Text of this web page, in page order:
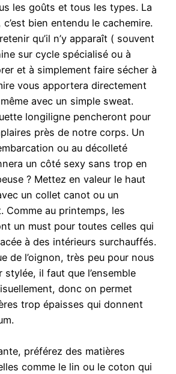
les goûts et tous les types. La
bien entendu le cachemire.
qu’il n’y apparaît ( souvent
sur cycle spécialisé ou à
et à simplement faire sécher à
vous apportera directement
avec un simple sweat.
longiligne pencheront pour
près de notre corps. Un
ou au décolleté
un côté sexy sans trop en
? Mettez en valeur le haut
un collet canot ou un
Comme au printemps, les
un must pour toutes celles qui
à des intérieurs surchauffés.
de l’oignon, très peu pour nous
stylée, il faut que l’ensemble
donc on permet
trop épaisses qui donnent
préférez des matières
comme le lin ou le coton qui